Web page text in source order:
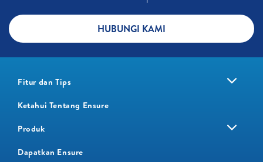
HUBUNGI KAMI
Fitur dan Tips
Ketahui Tentang Ensure
Produk
Dapatkan Ensure